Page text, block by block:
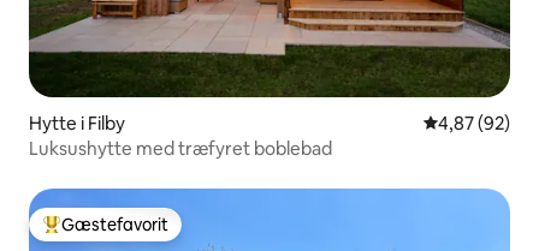
Hytte i Filby 4,87 ud af 5 i
4,87 (92)
Luksushytte med træfyret boblebad
Bedste gæstefavorit
Gæstefavorit